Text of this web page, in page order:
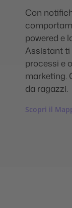
Con
powered e
Assistant ti
processi e
marketing.
da ragazzi.
Scopri il